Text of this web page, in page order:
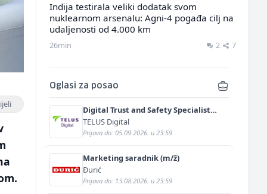
Indija testirala veliki dodatak svom
nuklearnom arsenalu: Agni-4 pogađa cilj na
udaljenosti od 4.000 km
26min 2 7
Oglasi za posao
Digital Trust and Safety Specialist
with French and English (m/f)
TELUS Digital
Prijava do: 05.09.2026. u 23:59
Marketing saradnik (m/ž)
Đurić
Prijava do: 13.08.2026. u 23:59